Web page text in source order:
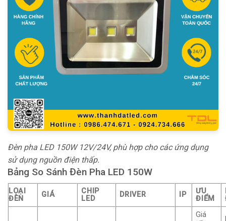
Đèn pha LED 150W 12V/24V, phù hợp cho các ứng dụng
sử dụng nguồn điện thấp.
Bảng So Sánh Đèn Pha LED 150W
LOẠI
ĐÈN
GIÁ
CHIP
LED
DRIVER IP
ƯU
ĐIỂM
Giá